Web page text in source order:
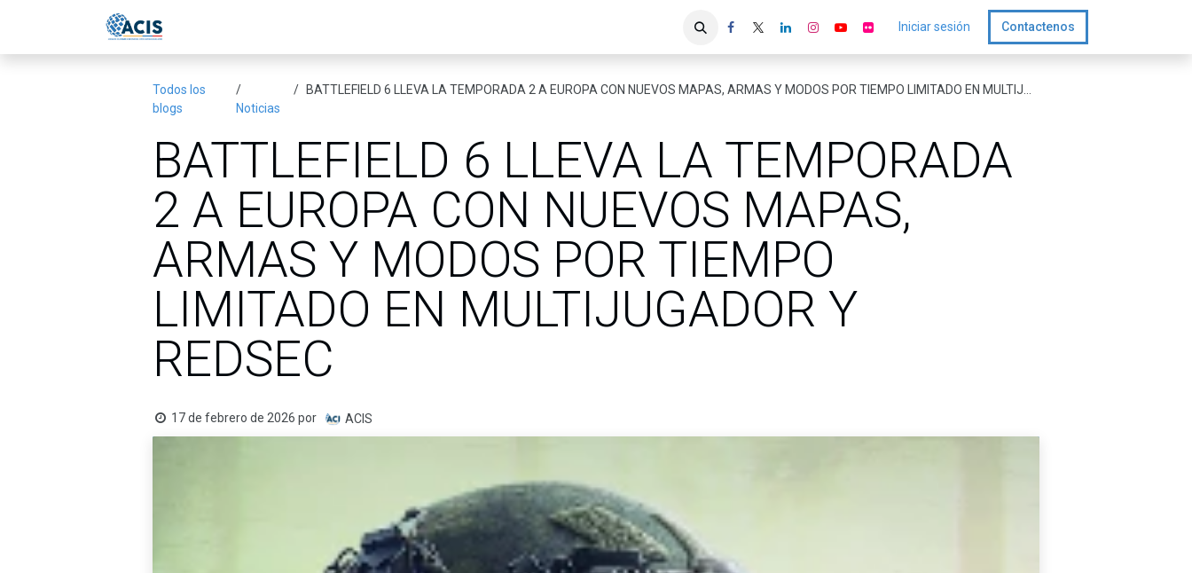
Iniciar sesión Contactenos
Todos los
blogs
Noticias
BATTLEFIELD 6 LLEVA LA TEMPORADA 2 A EUROPA CON NUEVOS MAPAS, ARMAS Y MODOS POR TIEMPO LIMITADO EN MULTIJUGADOR Y REDSEC
BATTLEFIELD 6 LLEVA LA TEMPORADA
2 A EUROPA CON NUEVOS MAPAS,
ARMAS Y MODOS POR TIEMPO
LIMITADO EN MULTIJUGADOR Y
REDSEC
17 de febrero de 2026 por ACIS